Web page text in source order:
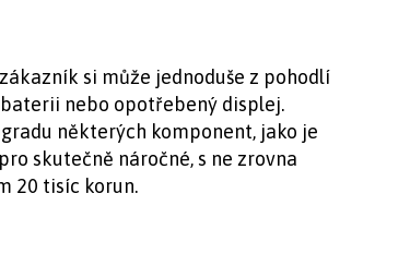
si může jednoduše z pohodlí
nebo opotřebený displej.
některých komponent, jako je
skutečně náročné, s ne zrovna
20 tisíc korun.